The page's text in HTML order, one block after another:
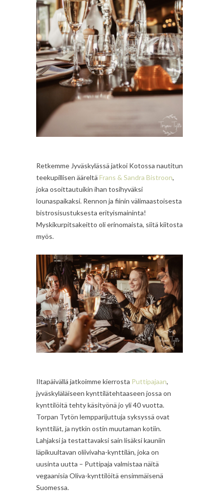
Retkemme Jyväskylässä jatkoi Kotossa nautitun
teekupillisen ääreltä Frans & Sandra Bistroon,
joka osoittautuikin ihan tosihyväksi
lounaspaikaksi. Rennon ja fiinin välimaastoisesta
bistrosisustuksesta erityismaininta!
Myskikurpitsakeitto oli erinomaista, siitä kiitosta
myös.
Iltapäivällä jatkoimme kierrosta Puttipajaan,
jyväskyläläiseen kynttilätehtaaseen jossa on
kynttilöitä tehty käsityönä jo yli 40 vuotta.
Torpan Tytön lempparijuttuja syksyssä ovat
kynttilät, ja nytkin ostin muutaman kotiin.
Lahjaksi ja testattavaksi sain lisäksi kauniin
läpikuultavan oliivivaha-kynttilän, joka on
uusinta uutta – Puttipaja valmistaa näitä
vegaanisia Oliva-kynttilöitä ensimmäisenä
Suomessa.